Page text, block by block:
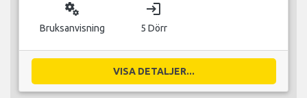
miscellaneous_services
Bruksanvisning
login
5 Dörr
VISA DETALJER...